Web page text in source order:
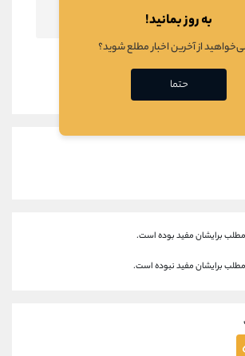
مطلب برایشان مفید بوده است.
مطلب برایشان مفید نبوده است.
به روز بمانید!
از آخرین اخبار مطلع شوید؟
حتما